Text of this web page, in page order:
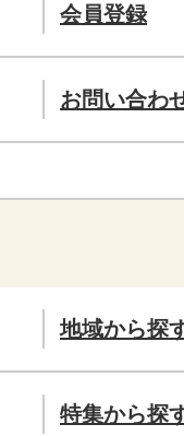
会員登録
お問い合わ
地域から探
特集から探